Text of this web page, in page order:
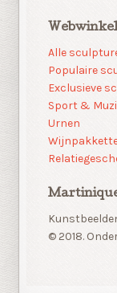
Alle
Populaire
Exclusieve
Sport &
Urnen
© 2018.